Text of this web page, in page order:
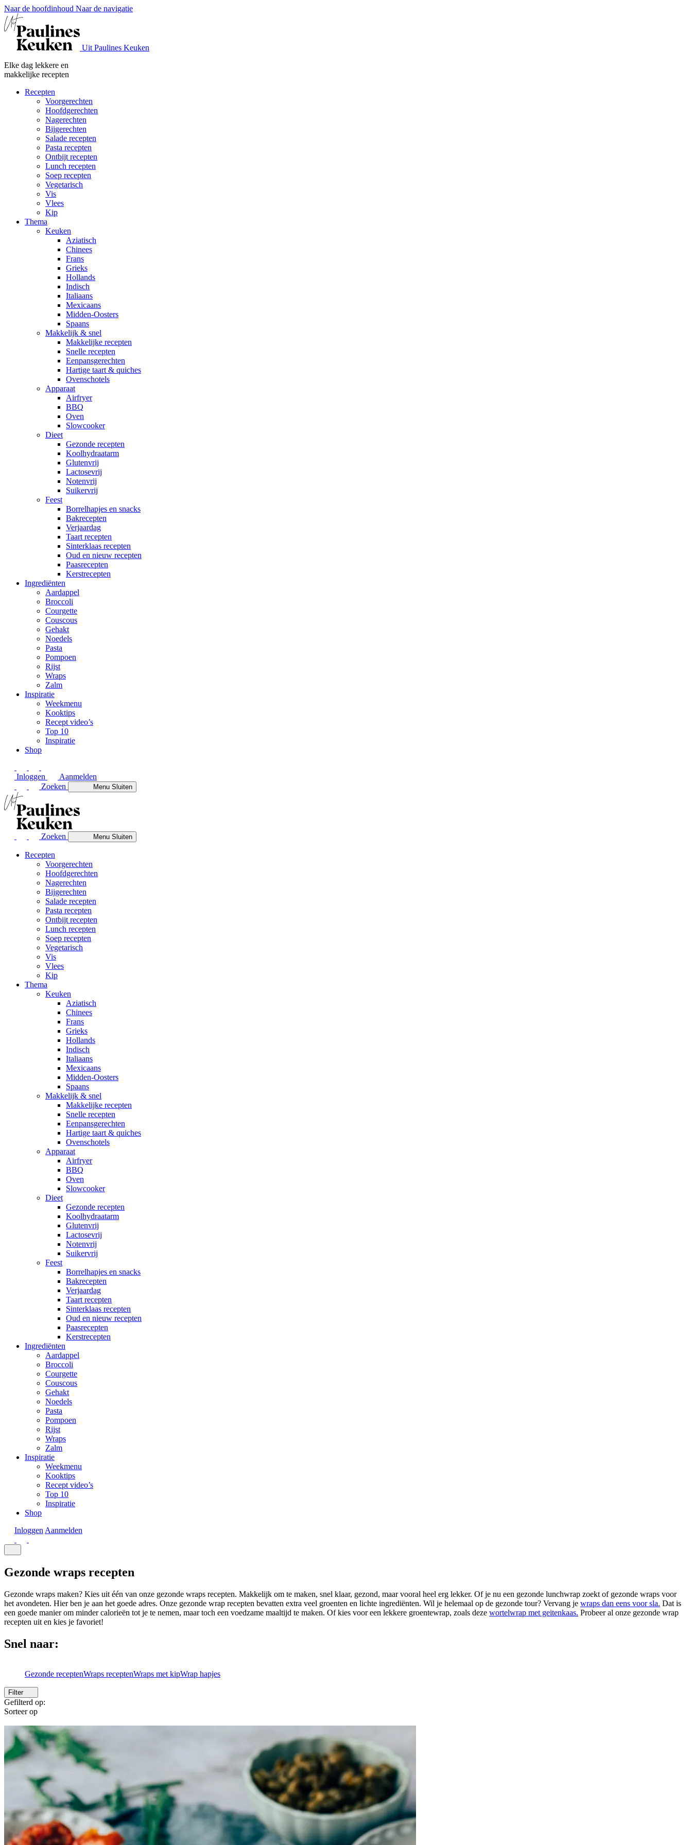
Naar de hoofdinhoud Naar de navigatie
Uit Paulines Keuken
Elke dag lekkere en
makkelijke recepten
Recepten
Voorgerechten
Hoofdgerechten
Nagerechten
Bijgerechten
Salade recepten
Pasta recepten
Ontbijt recepten
Lunch recepten
Soep recepten
Vegetarisch
Vis
Vlees
Kip
Thema
Keuken
Aziatisch
Chinees
Frans
Grieks
Hollands
Indisch
Italiaans
Mexicaans
Midden-Oosters
Spaans
Makkelijk & snel
Makkelijke recepten
Snelle recepten
Eenpansgerechten
Hartige taart & quiches
Ovenschotels
Apparaat
Airfryer
BBQ
Oven
Slowcooker
Dieet
Gezonde recepten
Koolhydraatarm
Glutenvrij
Lactosevrij
Notenvrij
Suikervrij
Feest
Borrelhapjes en snacks
Bakrecepten
Verjaardag
Taart recepten
Sinterklaas recepten
Oud en nieuw recepten
Paasrecepten
Kerstrecepten
Ingrediënten
Aardappel
Broccoli
Courgette
Couscous
Gehakt
Noedels
Pasta
Pompoen
Rijst
Wraps
Zalm
Inspiratie
Weekmenu
Kooktips
Recept video’s
Top 10
Inspiratie
Shop
Inloggen
Aanmelden
Zoeken
MenuSluiten
Zoeken MenuSluiten
Recepten
Voorgerechten
Hoofdgerechten
Nagerechten
Bijgerechten
Salade recepten
Pasta recepten
Ontbijt recepten
Lunch recepten
Soep recepten
Vegetarisch
Vis
Vlees
Kip
Thema
Keuken
Aziatisch
Chinees
Frans
Grieks
Hollands
Indisch
Italiaans
Mexicaans
Midden-Oosters
Spaans
Makkelijk & snel
Makkelijke recepten
Snelle recepten
Eenpansgerechten
Hartige taart & quiches
Ovenschotels
Apparaat
Airfryer
BBQ
Oven
Slowcooker
Dieet
Gezonde recepten
Koolhydraatarm
Glutenvrij
Lactosevrij
Notenvrij
Suikervrij
Feest
Borrelhapjes en snacks
Bakrecepten
Verjaardag
Taart recepten
Sinterklaas recepten
Oud en nieuw recepten
Paasrecepten
Kerstrecepten
Ingrediënten
Aardappel
Broccoli
Courgette
Couscous
Gehakt
Noedels
Pasta
Pompoen
Rijst
Wraps
Zalm
Inspiratie
Weekmenu
Kooktips
Recept video’s
Top 10
Inspiratie
Shop
Inloggen Aanmelden
Gezonde wraps recepten
Gezonde wraps maken? Kies uit één van onze gezonde wraps recepten. Makkelijk om te maken, snel klaar, gezond, maar vooral heel erg lekker. Of je nu een gezonde lunchwrap zoekt of gezonde wraps voor
het avondeten. Hier ben je aan het goede adres. Onze gezonde wrap recepten bevatten extra veel groenten en lichte ingrediënten. Wil je helemaal op de gezonde tour? Vervang je wraps dan eens voor sla. Dat is
een goede manier om minder calorieën tot je te nemen, maar toch een voedzame maaltijd te maken. Of kies voor een lekkere groentewrap, zoals deze wortelwrap met geitenkaas. Probeer al onze gezonde wrap
recepten uit en kies je favoriet!
Snel naar:
Gezonde receptenWraps receptenWraps met kipWrap hapjes
Filter
Gefilterd op:
Sorteer op